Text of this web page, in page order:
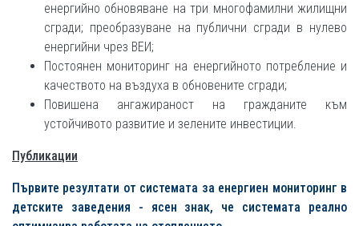
енергийно обновяване на три многофамилни жилищни
сгради; преобразуване на публични сгради в нулево
енергийни чрез ВЕИ;
Постоянен мониторинг на енергийното потребление и
качеството на въздуха в обновените сгради;
Повишена ангажираност на гражданите към
устойчивото развитие и зелените инвестиции.
Публикации
Първите резултати от системата за енергиен мониторинг в
детските заведения - ясен знак, че системата реално